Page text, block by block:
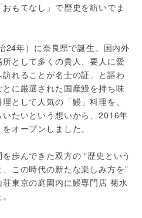
もてなし」で歴史を紡いでま
24年）に奈良県で誕生。国内外
として多くの貴人、要人に愛
れることが名士の証」と謳わ
に厳選された国産鰻を持ち味
として人気の「鰻」料理を、
たいという想いから、2016年
オープンしました。
歩んできた双方の “歴史という
この時代の新たな楽しみ方を”
東京の庭園内に鰻専門店 菊水